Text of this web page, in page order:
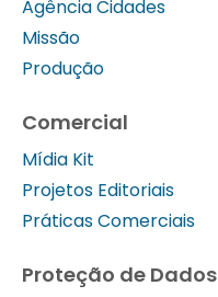
Agência Cidades
Missão
Produção
Comercial
Mídia Kit
Projetos Editoriais
Práticas Comerciais
Proteção de Dados